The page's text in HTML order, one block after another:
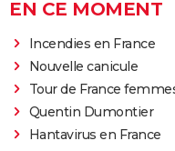
EN CE MOMENT
Incendies en France
Nouvelle canicule
Tour de France
Quentin Dumontier
Hantavirus en France